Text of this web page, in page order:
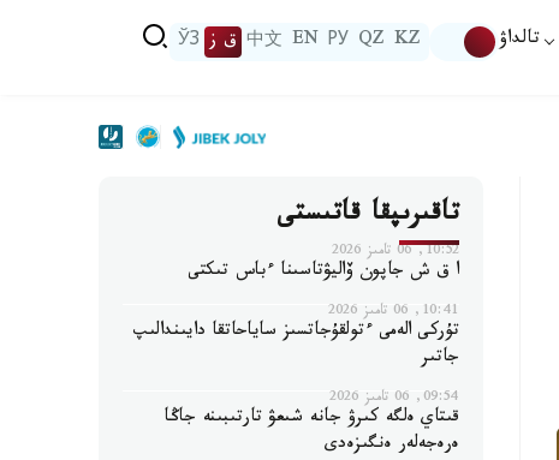
تالداۋ KZ
QZ
РУ
EN
中文 ق ز ЎЗ
تاقىرىپقا قاتىستى
10:52, 06 تامىز 2026
ا ق ش جاپون ۆاليۋتاسىنا ءباس تىكتى
10:41, 06 تامىز 2026
تۇركى الەمى ءتولقۇجاتسىز ساياحاتقا دايىندالىپ
جاتىر
09:54, 06 تامىز 2026
قىتاي ەلگە كىرۋ جانە شىعۋ تارتىبىنە جاڭا
ەرەجەلەر ەنگىزەدى